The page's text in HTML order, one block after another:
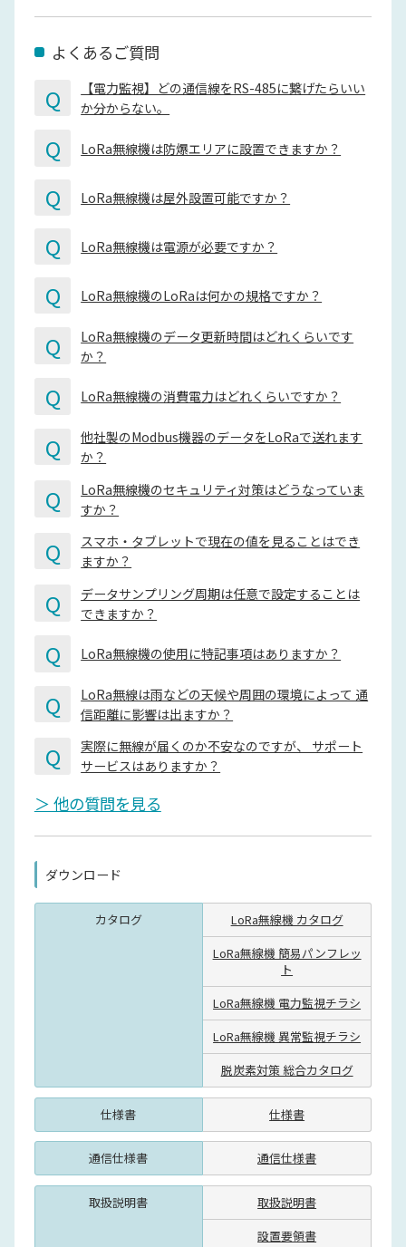
よくあるご質問
Q
【電力監視】どの通信線をRS-485に繋げたらいい
か分からない。
Q LoRa無線機は防爆エリアに設置できますか？
Q LoRa無線機は屋外設置可能ですか？
Q LoRa無線機は電源が必要ですか？
Q LoRa無線機のLoRaは何かの規格ですか？
Q
LoRa無線機のデータ更新時間はどれくらいです
か？
Q LoRa無線機の消費電力はどれくらいですか？
Q
他社製のModbus機器のデータをLoRaで送れます
か？
Q
LoRa無線機のセキュリティ対策はどうなっていま
すか？
Q
スマホ・タブレットで現在の値を見ることはでき
ますか？
Q
データサンプリング周期は任意で設定することは
できますか？
Q LoRa無線機の使用に特記事項はありますか？
Q
LoRa無線は雨などの天候や周囲の環境によって 通
信距離に影響は出ますか？
Q
実際に無線が届くのか不安なのですが、 サポート
サービスはありますか？
＞ 他の質問を見る
ダウンロード
カタログ
LoRa無線機 カタログ
LoRa無線機 簡易パンフレッ
ト
LoRa無線機 電力監視チラシ
LoRa無線機 異常監視チラシ
脱炭素対策 総合カタログ
仕様書 仕様書
通信仕様書 通信仕様書
取扱説明書
取扱説明書
設置要領書